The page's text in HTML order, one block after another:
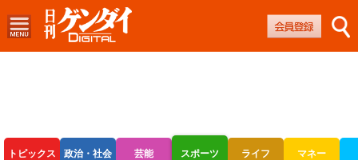
トピックス 政治・社会 芸能 スポーツ ライフ マネー